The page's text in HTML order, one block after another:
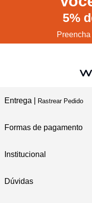
5%
Entrega | Rastrear Pedido
Formas de pagamento
Institucional
Dúvidas